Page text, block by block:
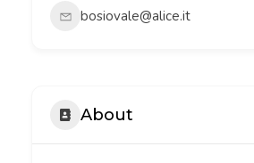
bosiovale@alice.it
About